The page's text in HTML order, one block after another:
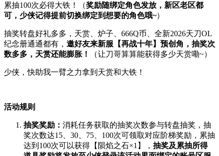
累抽100次必得大铁！（奖励随绑定角色发放，新区老区都
可，少侠记得提前切换绑定到想要的角色哦~）
抽奖转盘好礼多多，天赏、炉子、666Q币、全新2026天刀OL
纪念册通通都有， 邀好友来新服【再战十年】预创角，抽奖次
数多多，天赏还能膨胀！
（让刀哥算算能获得多少天赏嘞~）
少侠，快助我一臂之力拿到天赏和大铁！
活动规则
抽奖奖励： 消耗任务获取的抽奖次数参与转盘抽奖，抽
奖次数达15、30、75、100次可领取对应阶梯奖励，累抽
达到100次可以获得【陨焰之石×1】， 抽奖及累抽所得